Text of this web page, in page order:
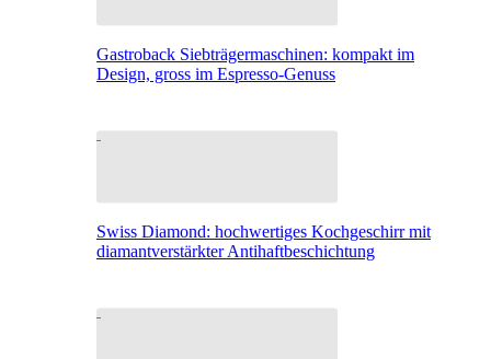
Gastroback Siebträgermaschinen: kompakt im
Design, gross im Espresso-Genuss
Swiss Diamond: hochwertiges Kochgeschirr mit
diamantverstärkter Antihaftbeschichtung